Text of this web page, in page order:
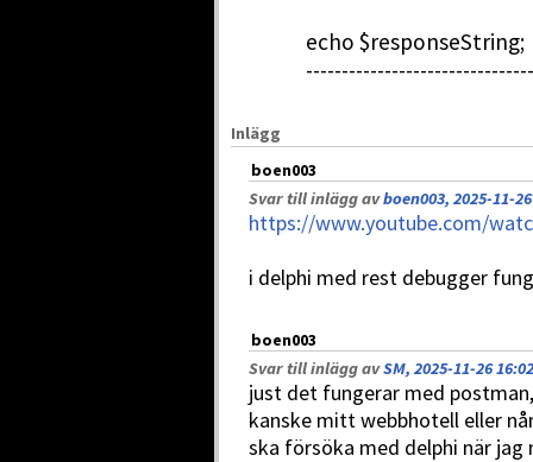
echo $responseString;
Inlägg
boen003
Svar till inlägg avboen003, 2025-11-
https://www.youtube.com/
i delphi med rest debugger
boen003
Svar till inlägg avSM, 2025-11-26 16:02
just det fungerar med
kanske mitt webbhotell eller
ska försöka med delphi när